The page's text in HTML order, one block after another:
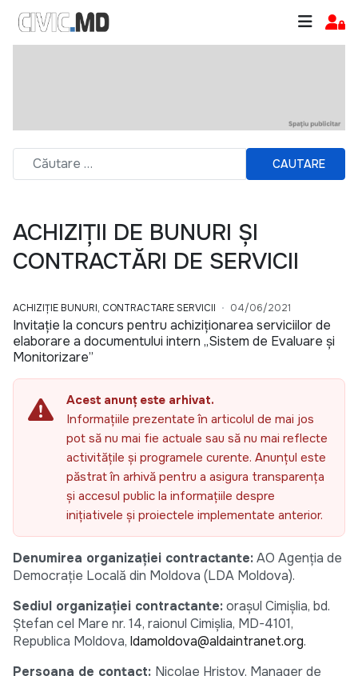
CAUTARE
ACHIZIȚII DE BUNURI ȘI
CONTRACTĂRI DE SERVICII
ACHIZIȚIE BUNURI, CONTRACTARE SERVICII 04/06/2021
Invitație la concurs pentru achiziționarea serviciilor de
elaborare a documentului intern „Sistem de Evaluare și
Monitorizare”
Acest anunț este arhivat.
Informațiile prezentate în articolul de mai jos
pot să nu mai fie actuale sau să nu mai reflecte
activitățile și programele curente. Anunțul este
păstrat în arhivă pentru a asigura transparența
și accesul public la informațiile despre
inițiativele și proiectele implementate anterior.
Denumirea organizației contractante:AO Agenția de
Democrație Locală din Moldova (LDA Moldova).
Sediul organizației contractante:orașul Cimișlia, bd.
Ștefan cel Mare nr. 14, raionul Cimișlia, MD-4101,
Republica Moldova, ldamoldova@aldaintranet.org.
Persoana de contact: Nicolae Hristov, Manager de